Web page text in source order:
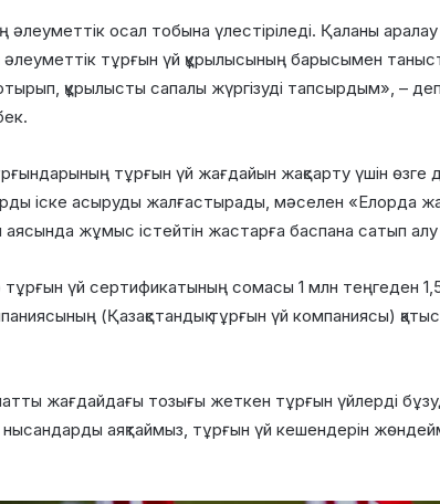
әлеуметтік осал тобына үлестіріледі. Қаланы
әлеуметтік тұрғын үй құрылысының барысымен
құрылысты сапалы жүргізуді тапсырдым», –
тұрғын үй жағдайын жақсарту үшін өзге
іске асыруды жалғастырады, мәселен «Елорда
жұмыс істейтін жастарға баспана сатып алу
тұрғын үй сертификатының сомасы 1 млн теңгеден
(Қазақстандық тұрғын үй компаниясы)
жағдайдағы тозығы жеткен тұрғын үйлерді
нысандарды аяқтаймыз, тұрғын үй кешендерін